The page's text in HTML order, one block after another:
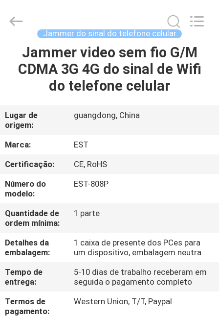
LAR
PRODUTOS
VÍDEOS
SOBRE
NÓS
VISITA
À
FÁBRICA
CONTROLE
DA
QUALIDADE
EASTLONGE
ELECTRONICS(HK)
Jammer do sinal do telefone celular
Jammer video sem fio G/M
CDMA 3G 4G do sinal de Wifi
do telefone celular
Lugar de
origem:
guangdong, China
Marca:
EST
Certificação:
CE, RoHS
Número do
modelo:
EST-808P
Quantidade de
ordem mínima:
1 parte
Detalhes da
embalagem:
1 caixa de presente dos PCes para
um dispositivo, embalagem neutra
Tempo de
entrega:
5-10 dias de trabalho receberam em
seguida o pagamento completo
Termos de
pagamento:
Western Union, T/T, Paypal